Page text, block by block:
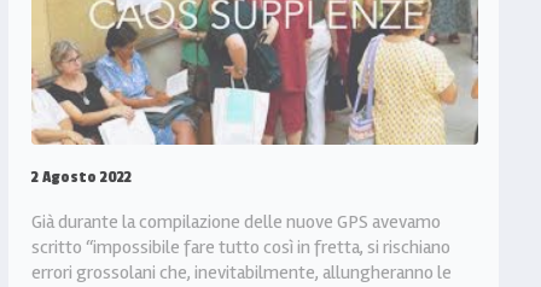
2 Agosto 2022
Già durante la compilazione delle nuove GPS avevamo
scritto “impossibile fare tutto così in fretta, si rischiano
errori grossolani che, inevitabilmente, allungheranno le